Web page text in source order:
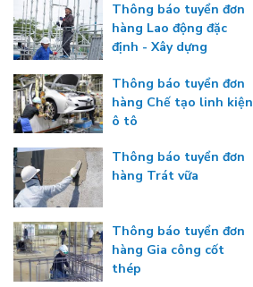
Thông báo tuyển đơn
hàng Lao động đặc
định - Xây dựng
Thông báo tuyển đơn
hàng Chế tạo linh kiện
ô tô
Thông báo tuyển đơn
hàng Trát vữa
Thông báo tuyển đơn
hàng Gia công cốt
thép